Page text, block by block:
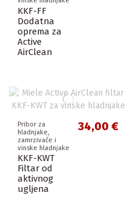
KKF-FF
Dodatna
oprema za
Active
AirClean
Pribor za
hladnjake,
zamrzivače i
vinske hladnjake
KKF-KWT
Filtar od
aktivnog
ugljena
34,00 €